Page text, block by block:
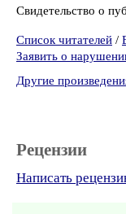
Свидетельство о
Список читателей /
Заявить о
Другие
Рецензии
Написать